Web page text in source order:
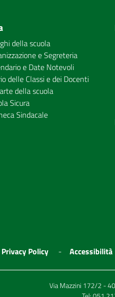
della scuola
e Segreteria
e Date Notevoli
delle Classi e dei Docenti
della scuola
Sicura
Sindacale
Privacy Policy Accessibilità
Via Mazzini 172/2 -